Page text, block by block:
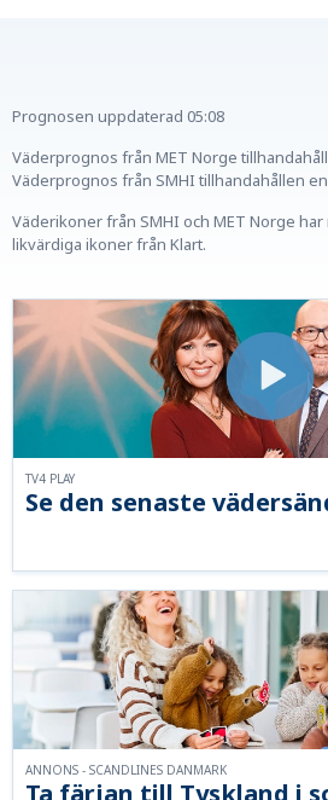
Prognosen uppdaterad 05:08
Väderprognos från MET Norge
Väderprognos från SMHI tillhandahållen
Väderikoner från SMHI och MET Norge har
likvärdiga ikoner från Klart.
Se den senaste
TV4 PLAY
ANNONS - SCANDLINES DANMARK